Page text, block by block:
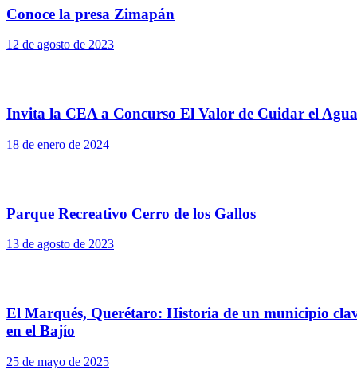
Conoce la presa Zimapán
12 de agosto de 2023
Invita la CEA a Concurso El Valor de Cuidar el Agua
18 de enero de 2024
Parque Recreativo Cerro de los Gallos
13 de agosto de 2023
El Marqués, Querétaro: Historia de un municipio
en el Bajío
25 de mayo de 2025